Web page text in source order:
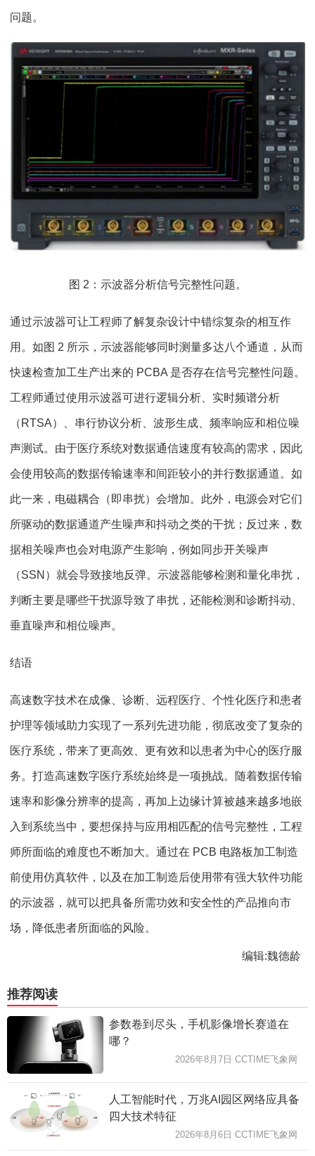
问题。
图 2：示波器分析信号完整性问题。
通过示波器可让工程师了解复杂设计中错综复杂的相互作
用。如图 2 所示，示波器能够同时测量多达八个通道，从而
快速检查加工生产出来的 PCBA 是否存在信号完整性问题。
工程师通过使用示波器可进行逻辑分析、实时频谱分析
（RTSA）、串行协议分析、波形生成、频率响应和相位噪
声测试。由于医疗系统对数据通信速度有较高的需求，因此
会使用较高的数据传输速率和间距较小的并行数据通道。如
此一来，电磁耦合（即串扰）会增加。此外，电源会对它们
所驱动的数据通道产生噪声和抖动之类的干扰；反过来，数
据相关噪声也会对电源产生影响，例如同步开关噪声
（SSN）就会导致接地反弹。示波器能够检测和量化串扰，
判断主要是哪些干扰源导致了串扰，还能检测和诊断抖动、
垂直噪声和相位噪声。
结语
高速数字技术在成像、诊断、远程医疗、个性化医疗和患者
护理等领域助力实现了一系列先进功能，彻底改变了复杂的
医疗系统，带来了更高效、更有效和以患者为中心的医疗服
务。打造高速数字医疗系统始终是一项挑战。随着数据传输
速率和影像分辨率的提高，再加上边缘计算被越来越多地嵌
入到系统当中，要想保持与应用相匹配的信号完整性，工程
师所面临的难度也不断加大。通过在 PCB 电路板加工制造
前使用仿真软件，以及在加工制造后使用带有强大软件功能
的示波器，就可以把具备所需功效和安全性的产品推向市
场，降低患者所面临的风险。
编辑:魏德龄
推荐阅读
参数卷到尽头，手机影像增长赛道在
哪？
2026年8月7日 CCTIME飞象网
人工智能时代，万兆AI园区网络应具备
四大技术特征
2026年8月6日 CCTIME飞象网